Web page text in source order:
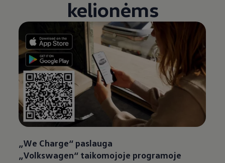
kelionėms
4 5
„We Charge“ paslauga
„Volkswagen“ taikomojoje programoje